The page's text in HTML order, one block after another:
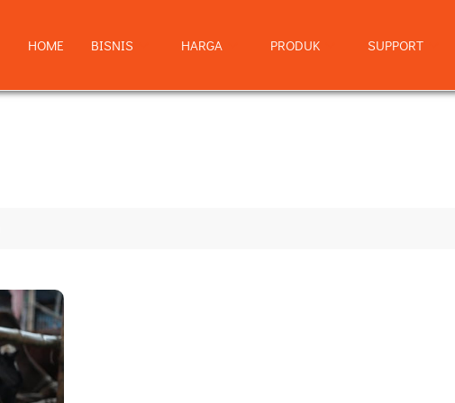
HOME BISNIS HARGA PRODUK SUPPORT